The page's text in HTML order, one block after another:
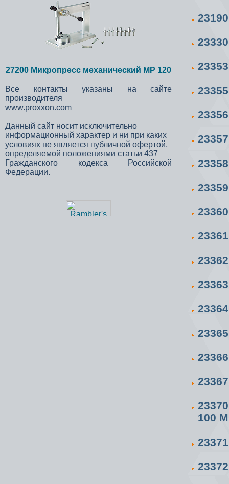
27200 Микропресс механический MP 120
Все контакты указаны на сайте
производителя
www.proxxon.com
Данный сайт носит исключительно
информационный характер и ни при каких
условиях не является публичной офертой,
определяемой положениями статьи 437
Гражданского кодекса Российской
Федерации.
100